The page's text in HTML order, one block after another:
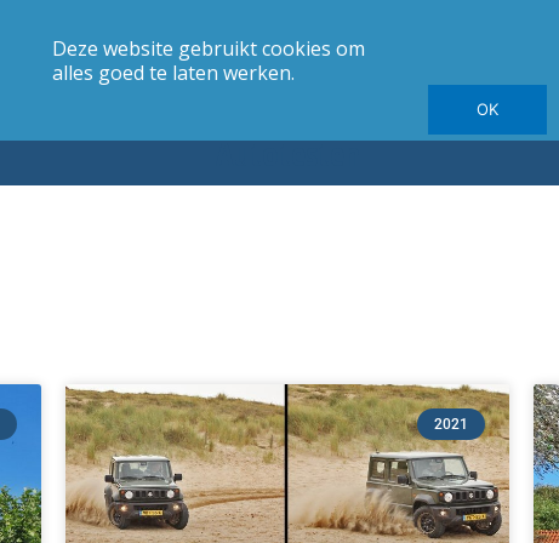
Carrosserie Jaargang Elektrische autotesten
Autotesten
2021
Deze website gebruikt cookies om
alles goed te laten werken.
OK